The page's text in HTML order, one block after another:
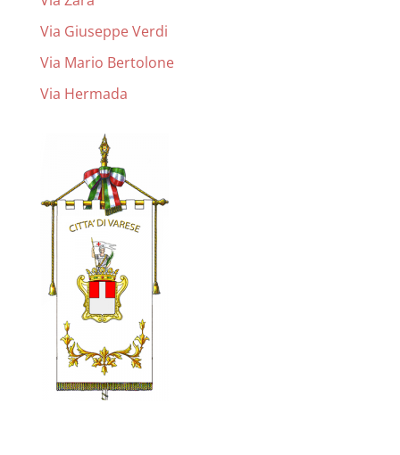
Via Giuseppe Verdi
Via Mario Bertolone
Via Hermada